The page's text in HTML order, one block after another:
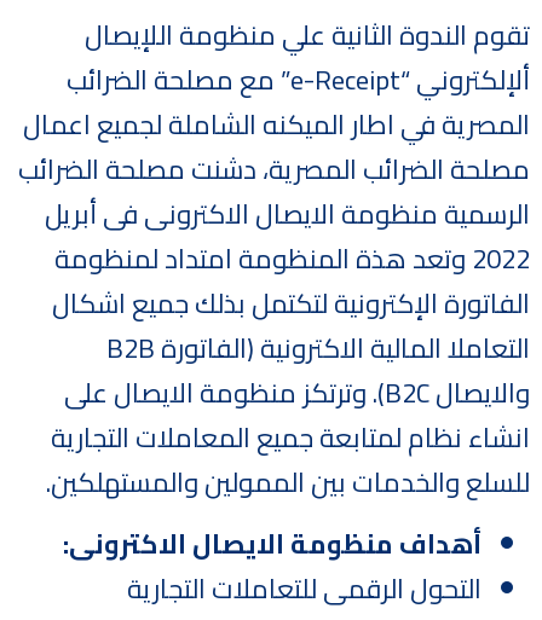
تقوم الندوة الثانية علي منظومة اللإيصال
ألإلكتروني “e-Receipt” مع مصلحة الضرائب
المصرية في اطار الميكنه الشاملة لجميع اعمال
مصلحة الضرائب المصرية، دشنت مصلحة الضرائب
الرسمية منظومة الايصال الاكترونى فى أبريل
2022 وتعد هذة المنظومة امتداد لمنظومة
الفاتورة الإكترونية لتكتمل بذلك جميع اشكال
التعاملا المالية الاكترونية (الفاتورة B2B
والايصال B2C). وترتكز منظومة الايصال على
انشاء نظام لمتابعة جميع المعاملات التجارية
للسلع والخدمات بين الممولين والمستهلكين.
أهداف منظومة الايصال الاكترونى:
التحول الرقمى للتعاملات التجارية